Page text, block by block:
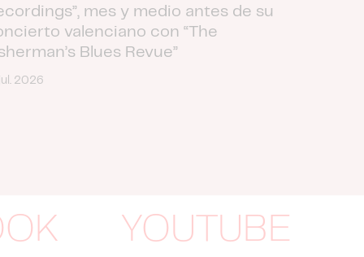
mes y medio antes de su
valenciano con “The
Blues Revue”
2026
YOUTUBE